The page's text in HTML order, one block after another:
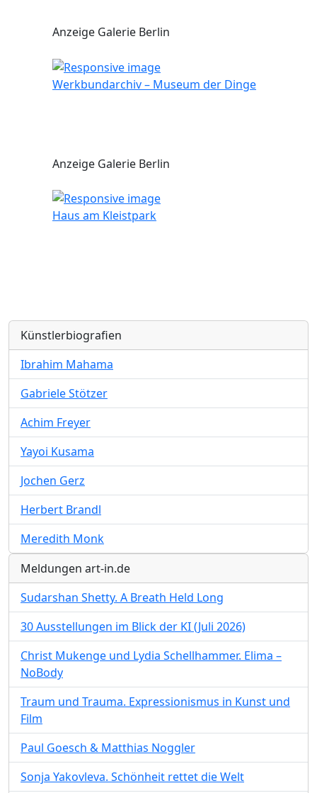
Anzeige Galerie Berlin
Werkbundarchiv – Museum der Dinge
Anzeige Galerie Berlin
Haus am Kleistpark
Künstlerbiografien
Ibrahim Mahama
Gabriele Stötzer
Achim Freyer
Yayoi Kusama
Jochen Gerz
Herbert Brandl
Meredith Monk
Meldungen art-in.de
Sudarshan Shetty. A Breath Held Long
30 Ausstellungen im Blick der KI (Juli 2026)
Christ Mukenge und Lydia Schellhammer. Elima –
NoBody
Traum und Trauma. Expressionismus in Kunst und
Film
Paul Goesch & Matthias Noggler
Sonja Yakovleva. Schönheit rettet die Welt